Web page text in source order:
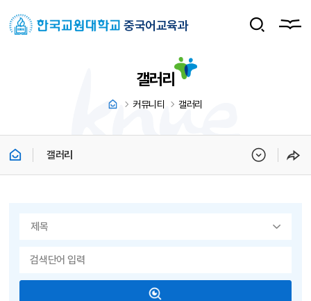
중국어교육과
갤러리
커뮤니티 갤러리
갤러리